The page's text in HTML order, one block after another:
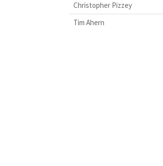
Christopher Pizzey
Tim Ahern